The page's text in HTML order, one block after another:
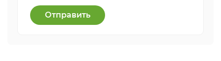
Отправить